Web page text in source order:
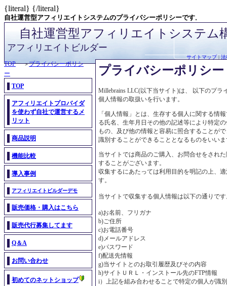
{literal} {/literal}
自社運営型アフィリエイトシステムのプライバシーポリシーです。
自社運営型アフィリエイトシステ
アフィリエイトビルダー
サイトマップ|法
プライバシーポリシー
Millebrains LLC(以下当サイト)は、 以下のプラ
個人情報の取扱いを行います。
「個人情報」とは、生存する個人に関する情
る氏名、生年月日その他の記述等により特定
もの、及び他の情報と容易に照合することが
識別することができることとなるものをいい
当サイトでは商品のご購入、お問合せをされ
することがございます。
収集するにあたっては利用目的を明記の上、
す。
当サイトで収集する個人情報は以下の通りで
a)お名前、フリガナ
b)ご住所
c)お電話番号
d)メールアドレス
e)パスワード
f)配送先情報
g)当サイトとのお取引履歴及びその内容
h)サイトＵＲＬ・インストール先のFTP情報
i）上記を組み合わせることで特定の個人が識
TOP ＞プライバシーポリシ
ー
TOP
アフィリエイトプロバイダ
を使わず自社で運営するメ
リット
商品説明
機能比較
導入事例
アフィリエイトビルダーデモ
販売価格・購入はこちら
販売代行募集してます
Q＆A
お問い合わせ
初めてのネットショップ